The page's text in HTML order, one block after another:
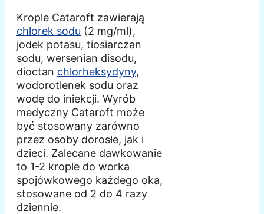
Krople Cataroft zawierają
chlorek sodu (2 mg/ml),
jodek potasu, tiosiarczan
sodu, wersenian disodu,
dioctan chlorheksydyny,
wodorotlenek sodu oraz
wodę do iniekcji. Wyrób
medyczny Cataroft może
być stosowany zarówno
przez osoby dorosłe, jak i
dzieci. Zalecane dawkowanie
to 1-2 krople do worka
spojówkowego każdego oka,
stosowane od 2 do 4 razy
dziennie.